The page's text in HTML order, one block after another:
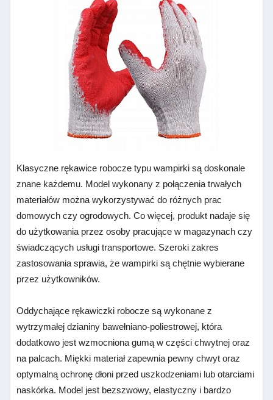
Klasyczne rękawice robocze typu wampirki są doskonale
znane każdemu. Model wykonany z połączenia trwałych
materiałów można wykorzystywać do różnych prac
domowych czy ogrodowych. Co więcej, produkt nadaje się
do użytkowania przez osoby pracujące w magazynach czy
świadczących usługi transportowe. Szeroki zakres
zastosowania sprawia, że wampirki są chętnie wybierane
przez użytkowników.
Oddychające rękawiczki robocze są wykonane z
wytrzymałej dzianiny bawełniano-poliestrowej, która
dodatkowo jest wzmocniona gumą w części chwytnej oraz
na palcach. Miękki materiał zapewnia pewny chwyt oraz
optymalną ochronę dłoni przed uszkodzeniami lub otarciami
naskórka. Model jest bezszwowy, elastyczny i bardzo